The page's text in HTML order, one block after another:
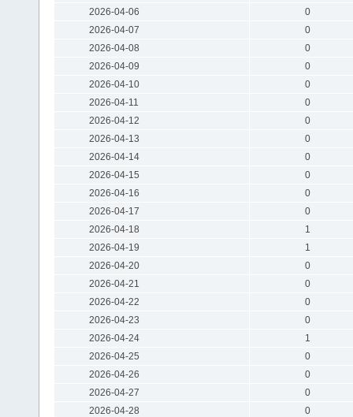
2026-04-06
0
2026-04-07
0
2026-04-08
0
2026-04-09
0
2026-04-10
0
2026-04-11
0
2026-04-12
0
2026-04-13
0
2026-04-14
0
2026-04-15
0
2026-04-16
0
2026-04-17
0
2026-04-18
1
2026-04-19
1
2026-04-20
0
2026-04-21
0
2026-04-22
0
2026-04-23
0
2026-04-24
1
2026-04-25
0
2026-04-26
0
2026-04-27
0
2026-04-28
0